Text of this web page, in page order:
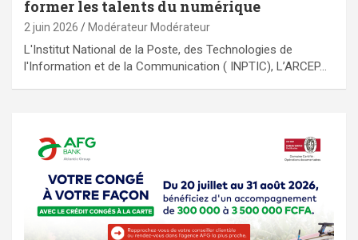
former les talents du numérique
2 juin 2026 Modérateur Modérateur
L'Institut National de la Poste, des Technologies de
l'Information et de la Communication ( INPTIC), L’ARCEP…